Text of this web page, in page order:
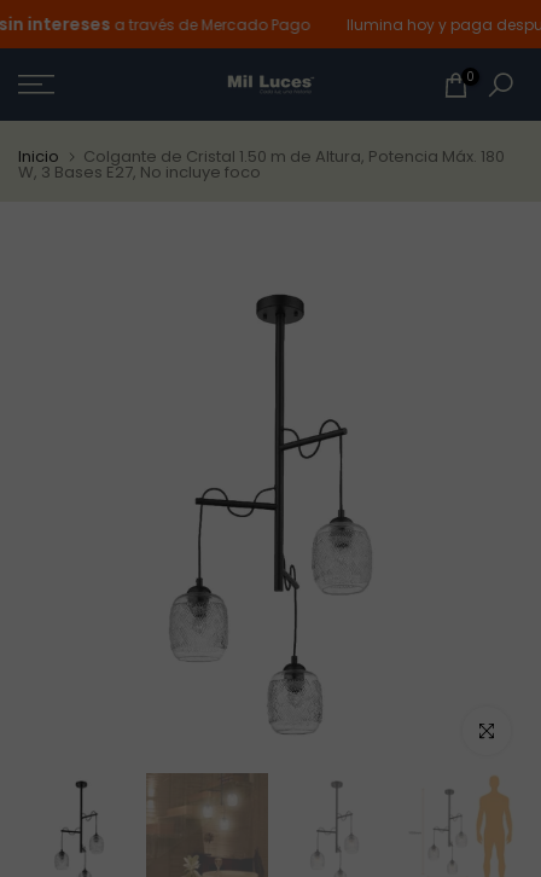
Ir
al
contenido
interesesa través de Mercado Pago Ilumina hoy y paga
0
Inicio Colgante de Cristal 1.50 m de Altura, Potencia Máx. 180
W, 3 Bases E27, No incluye foco
Haz